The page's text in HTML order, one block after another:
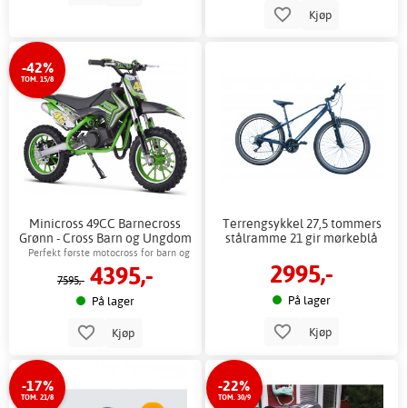
Kjøp
-42%
TOM. 15/8
Minicross 49CC Barnecross
Grønn - Cross Barn og Ungdom
+ Lås kjede
Perfekt første motocross for barn og
unge
7595,- 4395,-
På lager
Kjøp
Terrengsykkel 27,5 tommers
stålramme 21 gir mørkeblå
2995,-
På lager
Kjøp
-17%
TOM. 21/8
-22%
TOM. 30/9